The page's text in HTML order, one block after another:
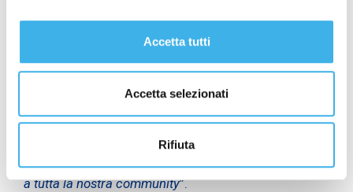
Accetta tutti
Accetta selezionati
Rifiuta
ilDirettore Generale Luiss Giovanni Lo Storto,
Da settembre il nostro Ateneo
learning ricoprirà un ruolo strategico all’interno del
nostro nuovo modello formativo. La Luiss continua ad
tecnologiche per assicurare, grazie a un player di
indiscusso valore come INWIT, un’accessibilità ai
servizi ed una esperienza di navigazione superveloce
a tutta la nostra community”.